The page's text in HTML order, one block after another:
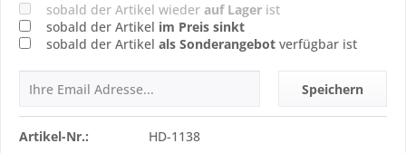
sobald der Artikel wieder auf Lager ist
sobald der Artikel im Preis sinkt
sobald der Artikel als Sonderangebot verfügbar ist
Speichern
Artikel-Nr.:
HD-1138